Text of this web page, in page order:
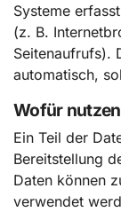
Systeme
(z. B.
Seitenaufrufs).
automatisch,
Wofür
Ein Teil der
Bereitstellung
Daten können
verwendet